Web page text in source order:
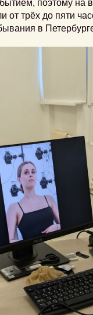
поэтому на
от трёх до пяти
в